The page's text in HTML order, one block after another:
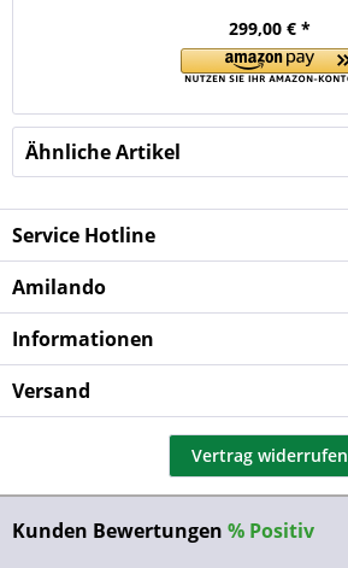
299,00 € *
Ähnliche Artikel
Service Hotline
Amilando
Informationen
Versand
Vertrag widerrufen
Kunden Bewertungen % Positiv